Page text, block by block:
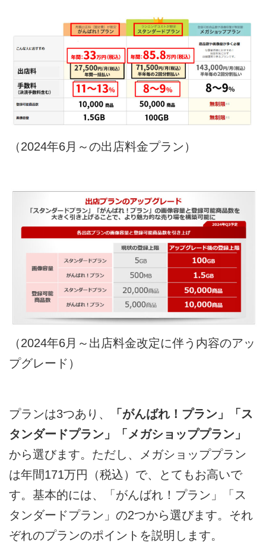
（2024年6月～の出店料金プラン）
（2024年6月～出店料金改定に伴う内容のアッ
プグレード）
プランは3つあり、
「がんばれ！プラン」「ス
タンダードプラン」「メガショッププラン」
から選びます。ただし、メガショッププラン
は年間171万円（税込）で、とてもお高いで
す。基本的には、「がんばれ！プラン」「ス
タンダードプラン」の2つから選びます。それ
ぞれのプランのポイントを説明します。